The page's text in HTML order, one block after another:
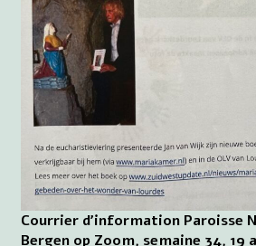
Courrier d'information Paroisse
Bergen op Zoom, semaine 34, 19